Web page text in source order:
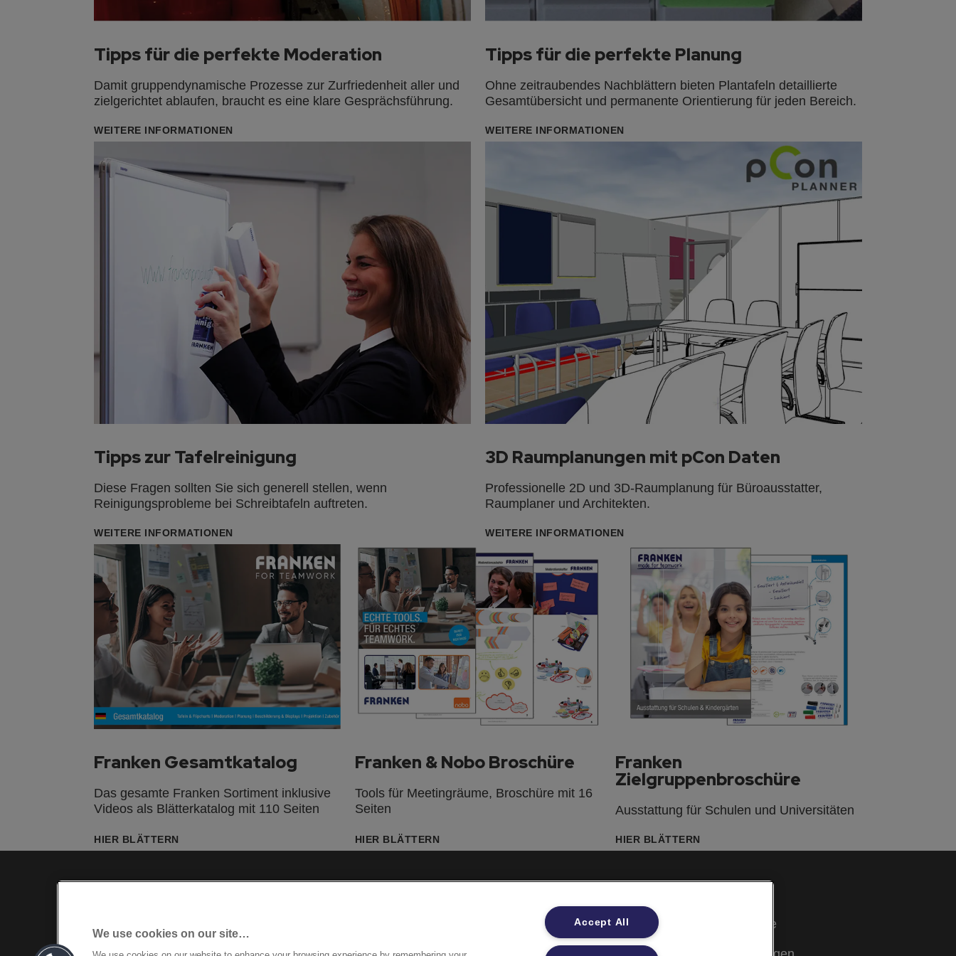
Tipps für die perfekte Moderation
Damit gruppendynamische Prozesse zur Zurfriedenheit aller und
zielgerichtet ablaufen, braucht es eine klare Gesprächsführung.
WEITERE INFORMATIONEN
Tipps für die perfekte Planung
Ohne zeitraubendes Nachblättern bieten Plantafeln detaillierte
Gesamtübersicht und permanente Orientierung für jeden Bereich.
WEITERE INFORMATIONEN
Tipps zur Tafelreinigung
Diese Fragen sollten Sie sich generell stellen, wenn
Reinigungsprobleme bei Schreibtafeln auftreten.
WEITERE INFORMATIONEN
3D Raumplanungen mit pCon Daten
Professionelle 2D und 3D-Raumplanung für Büroausstatter,
Raumplaner und Architekten.
WEITERE INFORMATIONEN
Franken Gesamtkatalog
Das gesamte Franken Sortiment inklusive
Videos als Blätterkatalog mit 110 Seiten
HIER BLÄTTERN
Franken & Nobo Broschüre
Tools für Meetingräume, Broschüre mit 16
Seiten
HIER BLÄTTERN
Franken
Zielgruppenbroschüre
Ausstattung für Schulen und Universitäten
HIER BLÄTTERN
Datenschutzhinweise Rechtliche Hinweise
We use cookies on our site…
Accept All